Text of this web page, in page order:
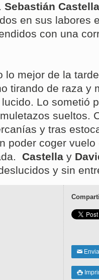
Sebastián Castella
en sus labores
con una
lo mejor de la
tirando de raza y
Lo sometió
sueltos.
y tras
poder coger
Castella y
y sin
✉
